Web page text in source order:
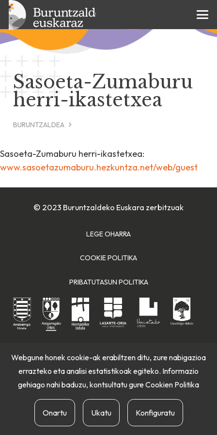
Sasoeta-Zumaburu
herri-ikastetxea
BURUNTZALDEA
Sasoeta-Zumaburu herri-ikastetxea:
www.sasoetazumaburu.hezkuntza.net/web/guest
© 2023 Buruntzaldeko Euskara zerbitzuak
LEGE OHARRA
COOKIE POLITIKA
PRIBATUTASUN POLITIKA
Webgune honek cookie-ak erabiltzen ditu, zure nabigazioa
errazteko eta analisi estatistikoak egiteko. Informazio
gehiago nahi baduzu, kontsultatu gure Cookien Politika
Onartu Ukatu Konfiguratu